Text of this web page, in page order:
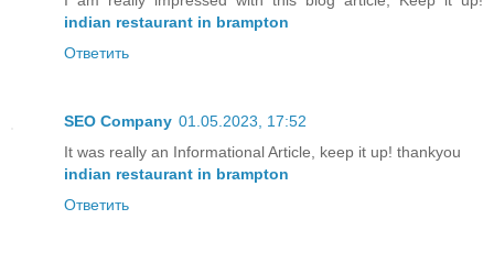
indian restaurant in brampton
Ответить
SEO Company 01.05.2023, 17:52
It was really an Informational Article, keep it up! thankyou
indian restaurant in brampton
Ответить